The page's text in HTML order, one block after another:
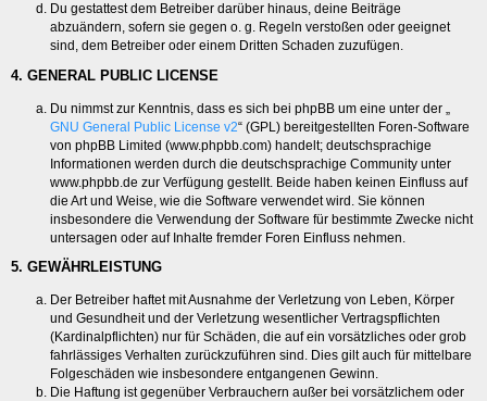
Du gestattest dem Betreiber darüber hinaus, deine Beiträge
abzuändern, sofern sie gegen o. g. Regeln verstoßen oder geeignet
sind, dem Betreiber oder einem Dritten Schaden zuzufügen.
4. GENERAL PUBLIC LICENSE
Du nimmst zur Kenntnis, dass es sich bei phpBB um eine unter der „
GNU General Public License v2“ (GPL) bereitgestellten Foren-Software
von phpBB Limited (www.phpbb.com) handelt; deutschsprachige
Informationen werden durch die deutschsprachige Community unter
www.phpbb.de zur Verfügung gestellt. Beide haben keinen Einfluss auf
die Art und Weise, wie die Software verwendet wird. Sie können
insbesondere die Verwendung der Software für bestimmte Zwecke nicht
untersagen oder auf Inhalte fremder Foren Einfluss nehmen.
5. GEWÄHRLEISTUNG
Der Betreiber haftet mit Ausnahme der Verletzung von Leben, Körper
und Gesundheit und der Verletzung wesentlicher Vertragspflichten
(Kardinalpflichten) nur für Schäden, die auf ein vorsätzliches oder grob
fahrlässiges Verhalten zurückzuführen sind. Dies gilt auch für mittelbare
Folgeschäden wie insbesondere entgangenen Gewinn.
Die Haftung ist gegenüber Verbrauchern außer bei vorsätzlichem oder